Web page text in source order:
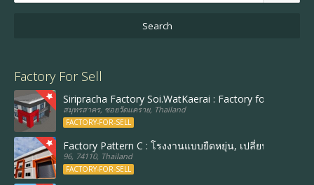
Factory For Sell
Siripracha Factory Soi.WatKaerai : Factory follow Best
สมุทรสาคร, ซอยวัดแคราย, Thailand
FACTORY-FOR-SELL
Factory Pattern C : โรงงานแบบยืดหยุ่น, เปลี่ยนขนาดแ
96, 74110, Thailand
FACTORY-FOR-SELL